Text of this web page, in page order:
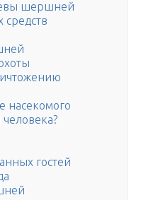
шершней
насекомого
гостей